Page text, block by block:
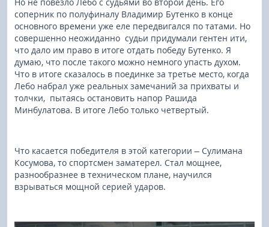
соперник по полуфиналу Владимир Бутенко в конце
основного времени уже еле передвигался по татами. Но
совершенно неожиданно судьи придумали гентен ити,
что дало им право в итоге отдать победу Бутенко. Я
думаю, что после такого можно немного упасть духом.
Что в итоге сказалось в поединке за третье место, когда
Лебо набрал уже реальных замечаний за прихваты и
толчки, пытаясь остановить напор Рашида
Минбулатова. В итоге Лебо только четвертый.
Что касается победителя в этой категории – Сулимана
Косумова, то спортсмен заматерел. Стал мощнее,
разнообразнее в техническом плане, научился
взрываться мощной серией ударов.